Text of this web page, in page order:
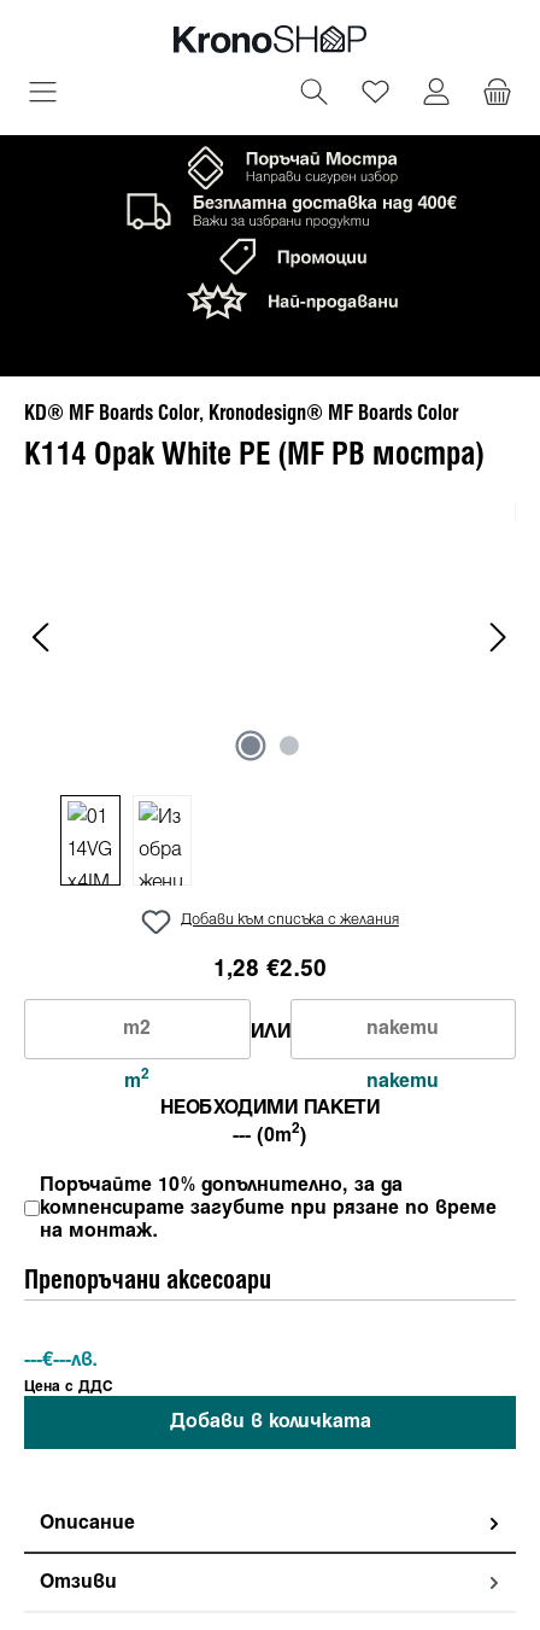
съдържание
Имате 0
KD® MF Boards Color, Kronodesign® MF Boards Color
K114 Opak White PE (MF PB мостра)
Добави към списъка с желания
1,28 €2.50
m2
ИЛИ
пакети
НЕОБХОДИМИ ПАКЕТИ
--- (0m2)
Поръчайте 10% допълнително, за да
компенсирате загубите при рязане по време
на монтаж.
Препоръчани аксесоари
---€---лв.
Ценa с ДДС
Добави в количката
Описание
Отзиви